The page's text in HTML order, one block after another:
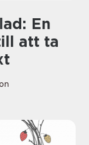
att ta